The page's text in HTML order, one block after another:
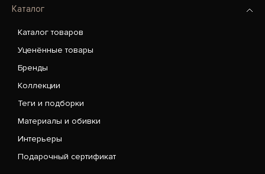
Каталог
Каталог товаров
Уценённые товары
Бренды
Коллекции
Теги и подборки
Материалы и обивки
Интерьеры
Подарочный сертификат